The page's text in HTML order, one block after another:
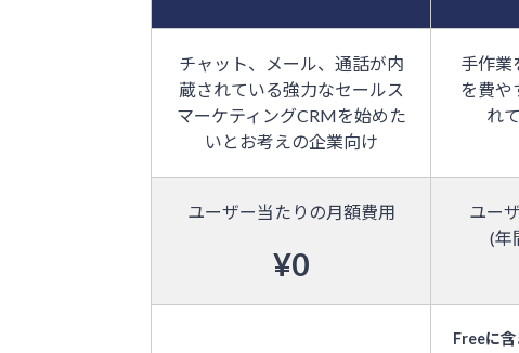
チャット、メール、通話が内
蔵されている強力なセールス
マーケティングCRMを始めた
いとお考えの企業向け
手作業
を費や
れ
ユーザー当たりの月額費用
¥0
ユー
(年
Freeに